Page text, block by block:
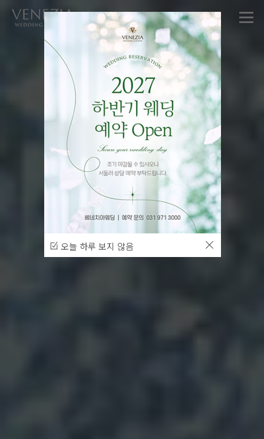
오늘 하루 보지 않음
오늘 하루 보지 않음
오늘 하루 보지 않음